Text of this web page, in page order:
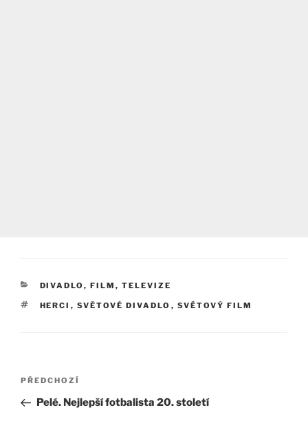
RUBRIKY
DIVADLO, FILM, TELEVIZE
ŠTÍTKY
HERCI , SVĚTOVÉ DIVADLO , SVĚTOVÝ FILM
Navigace
příspěvek
Předchozí
příspěvek
PŘEDCHOZÍ
Pelé. Nejlepší fotbalista 20. století